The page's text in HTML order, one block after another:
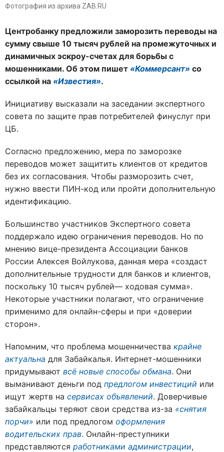
Фотография из архива ZAB.RU
Центробанку предложили заморозить переводы на
сумму свыше 10 тысяч рублей на промежуточных и
динамичных эскроу-счетах для борьбы с
мошенниками. Об этом пишет «Коммерсант» со
ссылкой на «Известия».
Инициативу высказали на заседании экспертного
совета по защите прав потребителей финуслуг при
ЦБ.
Согласно предложению, мера по заморозке
переводов может защитить клиентов от кредитов
без их согласования. Чтобы разморозить счет,
нужно ввести ПИН-код или пройти дополнительную
идентификацию.
Большинство участников Экспертного совета
поддержало идею ограничения переводов. Но по
мнению вице-президента Ассоциации банков
России Алексея Войлукова, данная мера «создаст
дополнительные трудности для банков и клиентов,
поскольку 10 тысяч рублей— ходовая сумма».
Некоторые участники полагают, что ограничение
применимо для онлайн-сферы и при «доверии
сторон».
Напомним, что проблема мошенничества крайне
актуальна для Забайкалья. Интернет-мошенники
придумывают всё новые способы обмана. Они
выманивают деньги под предлогом инвестиций или
ищут жертв на сервисах объявлений. Доверчивые
забайкальцы теряют свои средства из-за «снятия
порчи» или под предлогом оформления
водительских прав. Онлайн-преступники
представляются работниками администрации,